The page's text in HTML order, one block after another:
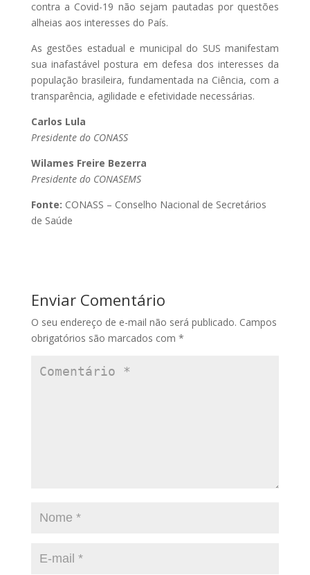
contra a Covid-19 não sejam pautadas por questões
alheias aos interesses do País.
As gestões estadual e municipal do SUS manifestam
sua inafastável postura em defesa dos interesses da
população brasileira, fundamentada na Ciência, com a
transparência, agilidade e efetividade necessárias.
Carlos Lula
Presidente do CONASS
Wilames Freire Bezerra
Presidente do CONASEMS
Fonte: CONASS – Conselho Nacional de Secretários
de Saúde
Enviar Comentário
O seu endereço de e-mail não será publicado. Campos
obrigatórios são marcados com *